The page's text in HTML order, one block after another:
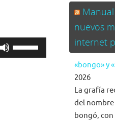
las
nuevos
internet
«bongo» y
2026
La grafía
del
bongó,